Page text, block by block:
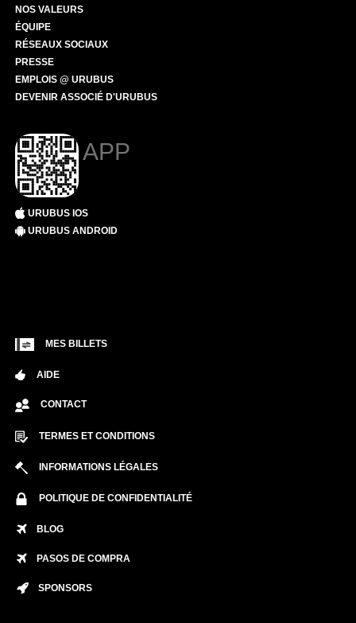
NOS VALEURS
ÉQUIPE
RÉSEAUX SOCIAUX
PRESSE
EMPLOIS @ URUBUS
DEVENIR ASSOCIÉ D'URUBUS
APP
URUBUS IOS
URUBUS ANDROID
MES BILLETS
AIDE
CONTACT
TERMES ET CONDITIONS
INFORMATIONS LÉGALES
POLITIQUE DE CONFIDENTIALITÉ
BLOG
PASOS DE COMPRA
SPONSORS